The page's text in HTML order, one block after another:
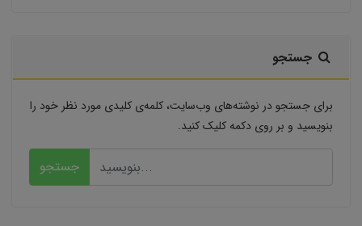
جستجو
برای جستجو در نوشته‌های وب‌سایت، کلمه‌ی کلیدی مورد نظر خود را
بنویسید و بر روی دکمه کلیک کنید.
جستجو